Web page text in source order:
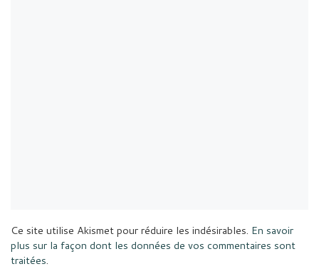
Ce site utilise Akismet pour réduire les indésirables. En savoir
plus sur la façon dont les données de vos commentaires sont
traitées.